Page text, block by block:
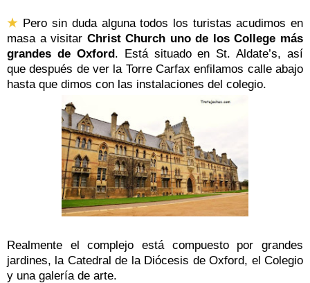
★ Pero sin duda alguna todos los turistas acudimos en
masa a visitar Christ Church uno de los College más
grandes de Oxford. Está situado en St. Aldate’s, así
que después de ver la Torre Carfax enfilamos calle abajo
hasta que dimos con las instalaciones del colegio.
Realmente el complejo está compuesto por grandes
jardines, la Catedral de la Diócesis de Oxford, el Colegio
y una galería de arte.